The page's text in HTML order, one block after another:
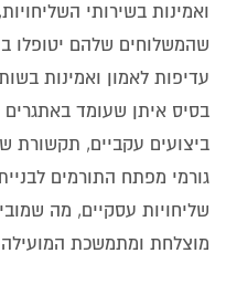
ואמינות בשירותי
שהמשלוחים שלהם יטופלו
עדיפות לאמון ואמינות
בסיס איתן שעומד באתגרים
ביצועים עקביים, תקשורת
גורמי מפתח התורמים
שליחויות עסקיים, מה
מוצלחת ומתמשכת